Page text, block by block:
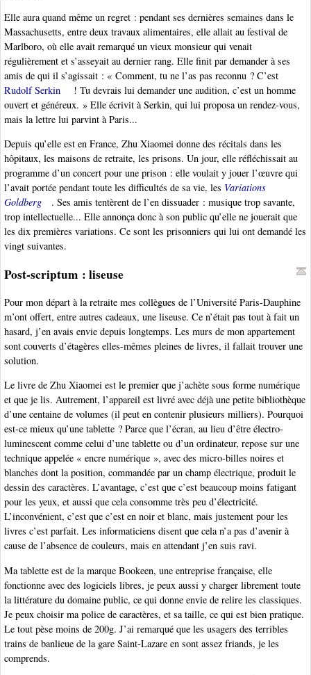
Elle aura quand même un regret : pendant ses dernières semaines dans le
Massachusetts, entre deux travaux alimentaires, elle allait au festival de
Marlboro, où elle avait remarqué un vieux monsieur qui venait
régulièrement et s’asseyait au dernier rang. Elle finit par demander à ses
amis de qui il s’agissait : « Comment, tu ne l’as pas reconnu ? C’est
Rudolf Serkin
! Tu devrais lui demander une audition, c’est un homme
ouvert et généreux. » Elle écrivit à Serkin, qui lui proposa un rendez-vous,
mais la lettre lui parvint à Paris...
Depuis qu’elle est en France, Zhu Xiaomei donne des récitals dans les
hôpitaux, les maisons de retraite, les prisons. Un jour, elle réfléchissait au
programme d’un concert pour une prison : elle voulait y jouer l’œuvre qui
l’avait portée pendant toute les difficultés de sa vie, les Variations
Goldberg
. Ses amis tentèrent de l’en dissuader : musique trop savante,
trop intellectuelle... Elle annonça donc à son public qu’elle ne jouerait que
les dix premières variations. Ce sont les prisonniers qui lui ont demandé les
vingt suivantes.
Post-scriptum : liseuse
Pour mon départ à la retraite mes collègues de l’Université Paris-Dauphine
m’ont offert, entre autres cadeaux, une liseuse. Ce n’était pas tout à fait un
hasard, j’en avais envie depuis longtemps. Les murs de mon appartement
sont couverts d’étagères elles-mêmes pleines de livres, il fallait trouver une
solution.
Le livre de Zhu Xiaomei est le premier que j’achète sous forme numérique
et que je lis. Autrement, l’appareil est livré avec déjà une petite bibliothèque
d’une centaine de volumes (il peut en contenir plusieurs milliers). Pourquoi
est-ce mieux qu’une tablette ? Parce que l’écran, au lieu d’être électro-
luminescent comme celui d’une tablette ou d’un ordinateur, repose sur une
technique appelée « encre numérique », avec des micro-billes noires et
blanches dont la position, commandée par un champ électrique, produit le
dessin des caractères. L’avantage, c’est que c’est beaucoup moins fatigant
pour les yeux, et aussi que cela consomme très peu d’électricité.
L’inconvénient, c’est que c’est en noir et blanc, mais justement pour les
livres c’est parfait. Les informaticiens disent que cela n’a pas d’avenir à
cause de l’absence de couleurs, mais en attendant j’en suis ravi.
Ma tablette est de la marque Bookeen, une entreprise française, elle
fonctionne avec des logiciels libres, je peux aussi y charger librement toute
la littérature du domaine public, ce qui donne envie de relire les classiques.
Je peux choisir ma police de caractères, et sa taille, ce qui est bien pratique.
Le tout pèse moins de 200g. J’ai remarqué que les usagers des terribles
trains de banlieue de la gare Saint-Lazare en sont assez friands, je les
comprends.